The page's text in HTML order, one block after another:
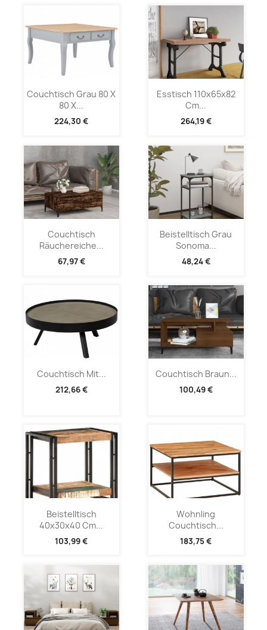
Couchtisch Grau 80 X
80 X...
224,30 €
Esstisch 110x65x82
Cm...
264,19 €
Couchtisch
Räuchereiche...
67,97 €
Beistelltisch Grau
Sonoma...
48,24 €
Couchtisch Mit...
212,66 €
Couchtisch Braun...
100,49 €
Beistelltisch
40x30x40 Cm...
103,99 €
Wohnling
Couchtisch...
183,75 €